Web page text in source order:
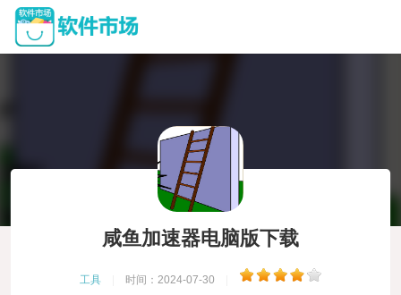
咸鱼加速器电脑版下载
工具 时间：2024-07-30